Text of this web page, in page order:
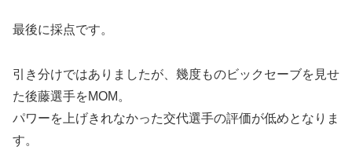
最後に採点です。
引き分けではありましたが、幾度ものビックセーブを見せ
た後藤選手をMOM。
パワーを上げきれなかった交代選手の評価が低めとなりま
す。